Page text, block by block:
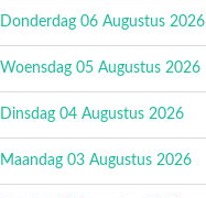
Donderdag 06 Augustus 2026
Woensdag 05 Augustus 2026
Dinsdag 04 Augustus 2026
Maandag 03 Augustus 2026